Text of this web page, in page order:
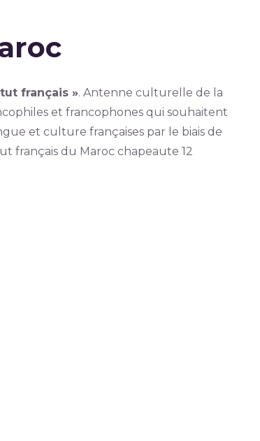
français ». Antenne culturelle de la
et francophones qui souhaitent
et culture françaises par le biais de
français du Maroc chapeaute 12